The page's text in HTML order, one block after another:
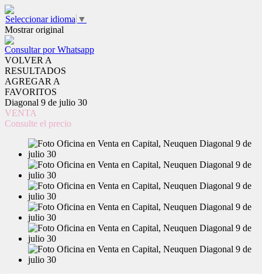
Seleccionar idioma ▼
Mostrar original
Consultar por Whatsapp
VOLVER A
RESULTADOS
AGREGAR A
FAVORITOS
Diagonal 9 de julio 30
VENTA
Consulte el precio